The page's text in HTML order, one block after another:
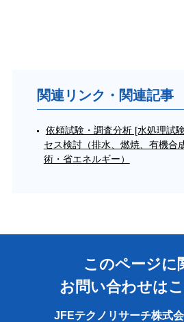
関連リンク・関連記事
依頼試験・調査分析 [水処理試
セス検討（排水、燃焼、有機
術・省エネルギー）
このページに
お問い合わせは
JFEテクノリサーチ株式